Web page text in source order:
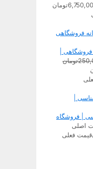
قیمت اصلی 6,750,000تومان
|
تومان
| فروشگاه
اصلی
قیمت فعلی